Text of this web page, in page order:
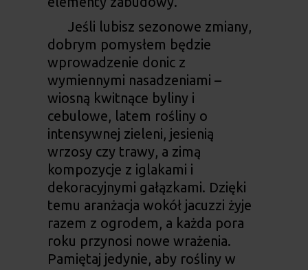
Jeśli lubisz sezonowe zmiany,
dobrym pomysłem będzie
wprowadzenie donic z
wymiennymi nasadzeniami –
wiosną kwitnące byliny i
cebulowe, latem rośliny o
intensywnej zieleni, jesienią
wrzosy czy trawy, a zimą
kompozycje z iglakami i
dekoracyjnymi gałązkami. Dzięki
temu aranżacja wokół jacuzzi żyje
razem z ogrodem, a każda pora
roku przynosi nowe wrażenia.
Pamiętaj jedynie, aby rośliny w